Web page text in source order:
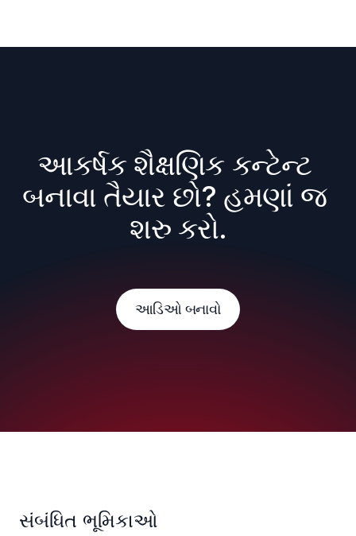
આકર્ષક શૈક્ષણિક કન્ટેન્ટ
બનાવા તૈયાર છો? હમણાં જ
શરુ કરો.
આડિઓ બનાવો
સંબંધિત ભૂમિકાઓ